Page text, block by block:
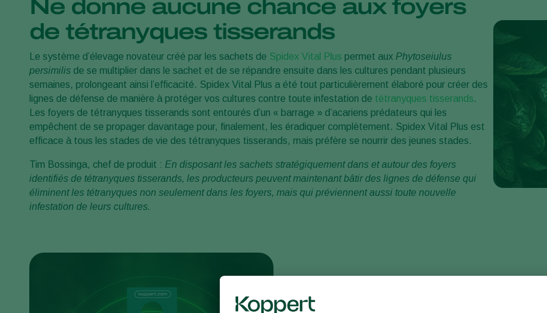
Ne donne aucune chance aux foyers
de tétranyques tisserands
Le système d’élevage novateur créé par les sachets de Spidex Vital Plus permet aux Phytoseiulus
persimilis de se multiplier dans le sachet et de se répandre ensuite dans les cultures pendant plusieurs
semaines, prolongeant ainsi l’efficacité. Spidex Vital Plus a été tout particulièrement élaboré pour créer des
lignes de défense de manière à protéger vos cultures contre toute infestation de tétranyques tisserands.
Les foyers de tétranyques tisserands sont entourés d’un « barrage » d’acariens prédateurs qui les
empêchent de se propager davantage pour, finalement, les éradiquer complètement. Spidex Vital Plus est
efficace à tous les stades de vie des tétranyques tisserands, mais préfère se nourrir des jeunes stades.
Tim Bossinga, chef de produit : En disposant les sachets stratégiquement dans et autour des foyers
identifiés de tétranyques tisserands, les producteurs peuvent maintenant bâtir des lignes de défense qui
éliminent les tétranyques non seulement dans les foyers, mais qui préviennent aussi toute nouvelle
infestation de leurs cultures.